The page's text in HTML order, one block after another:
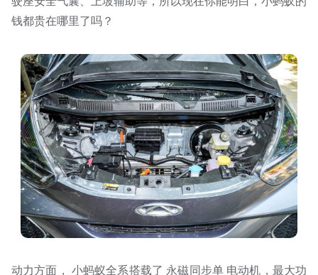
钱都贵在哪里了吗？
动力方面， 小蚂蚁全系搭载了 永磁同步单 电动机，最大功